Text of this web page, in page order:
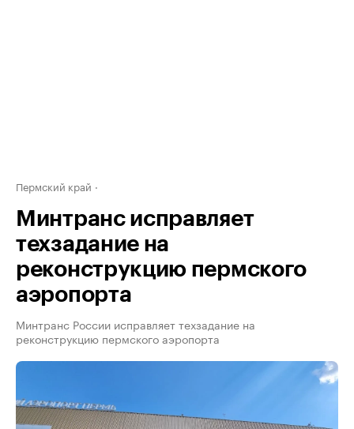
Пермский край
Минтранс исправляет
техзадание на
реконструкцию пермского
аэропорта
Минтранс России исправляет техзадание на
реконструкцию пермского аэропорта